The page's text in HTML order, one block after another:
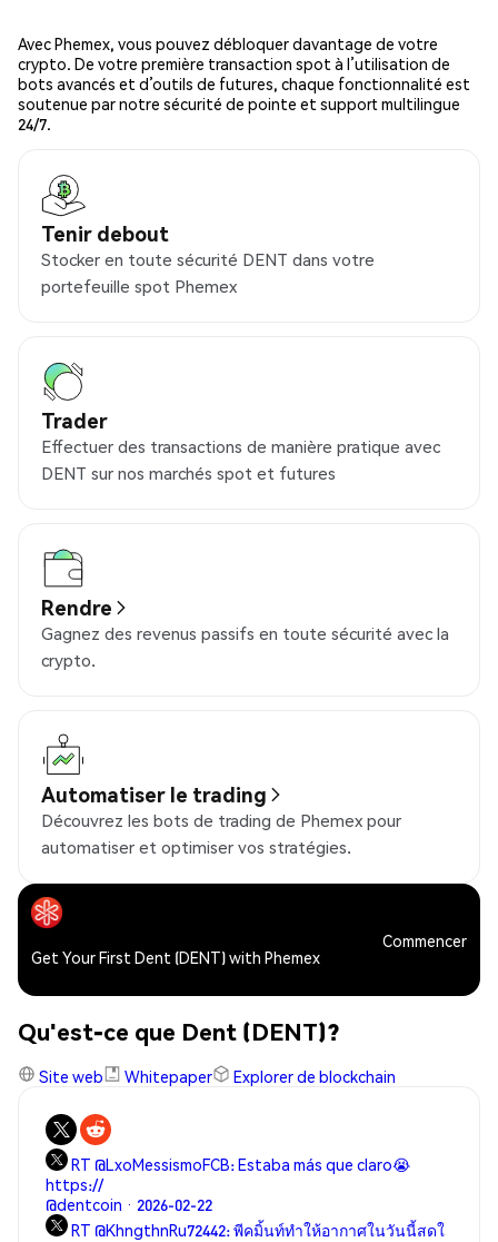
Avec Phemex, vous pouvez débloquer davantage de votre
crypto. De votre première transaction spot à l’utilisation de
bots avancés et d’outils de futures, chaque fonctionnalité est
soutenue par notre sécurité de pointe et support multilingue
24/7.
Tenir debout
Stocker en toute sécurité DENT dans votre
portefeuille spot Phemex
Trader
Effectuer des transactions de manière pratique avec
DENT sur nos marchés spot et futures
Rendre
Gagnez des revenus passifs en toute sécurité avec la
crypto.
Automatiser le trading
Découvrez les bots de trading de Phemex pour
automatiser et optimiser vos stratégies.
Get Your First Dent (DENT) with Phemex
Commencer
Qu'est-ce que Dent (DENT)?
Site web Whitepaper Explorer de blockchain
RT @LxoMessismoFCB: Estaba más que claro😭
https://
@dentcoin · 2026-02-22
RT @KhngthnRu72442: พีคมิ้นท์ทำให้อากาศในวันนี้สดใ